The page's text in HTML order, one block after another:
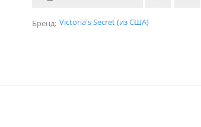
Бренд: Victoria's Secret (из США)